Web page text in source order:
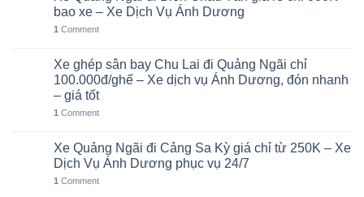
bao xe – Xe Dịch Vụ Ánh Dương
1 Comment
Xe ghép sân bay Chu Lai đi Quảng Ngãi chỉ
100.000đ/ghế – Xe dịch vụ Ánh Dương, đón nhanh
– giá tốt
1 Comment
Xe Quảng Ngãi đi Cảng Sa Kỳ giá chỉ từ 250K – Xe
Dịch Vụ Ánh Dương phục vụ 24/7
1 Comment